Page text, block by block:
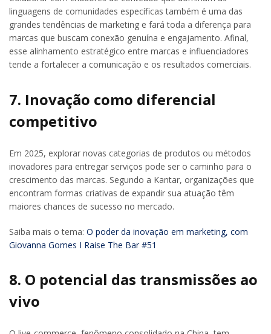
linguagens de comunidades específicas também é uma das
grandes tendências de marketing e fará toda a diferença para
marcas que buscam conexão genuína e engajamento. Afinal,
esse alinhamento estratégico entre marcas e influenciadores
tende a fortalecer a comunicação e os resultados comerciais.
7. Inovação como diferencial
competitivo
Em 2025, explorar novas categorias de produtos ou métodos
inovadores para entregar serviços pode ser o caminho para o
crescimento das marcas. Segundo a Kantar, organizações que
encontram formas criativas de expandir sua atuação têm
maiores chances de sucesso no mercado.
Saiba mais o tema: O poder da inovação em marketing, com
Giovanna Gomes I Raise The Bar #51
8. O potencial das transmissões ao
vivo